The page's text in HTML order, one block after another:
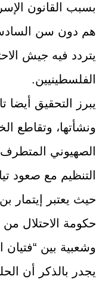
بسبب القانون
هم دون سن
يتردد فيه جيش
الفلسطينيين.
يبرز التحقيق أيضا
ونشأتها، وتقاطع
الصهيوني
التنظيم مع صعود
حيث يعتبر إيتمار
حكومة الاحتلال من
وشعبية بين “فتيان
يجدر بالذكر أن